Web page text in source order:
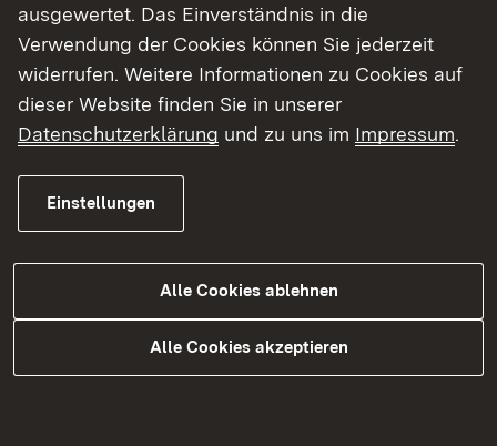
ausgewertet. Das Einverständnis in die
Verwendung der Cookies können Sie jederzeit
widerrufen. Weitere Informationen zu Cookies auf
dieser Website finden Sie in unserer
Datenschutzerklärung und zu uns im Impressum.
Einstellungen
Alle Cookies ablehnen
Alle Cookies akzeptieren